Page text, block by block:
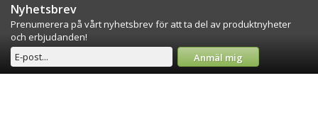
Nyhetsbrev
Prenumerera på vårt nyhetsbrev för att ta del av produktnyheter
och erbjudanden!
Anmäl mig